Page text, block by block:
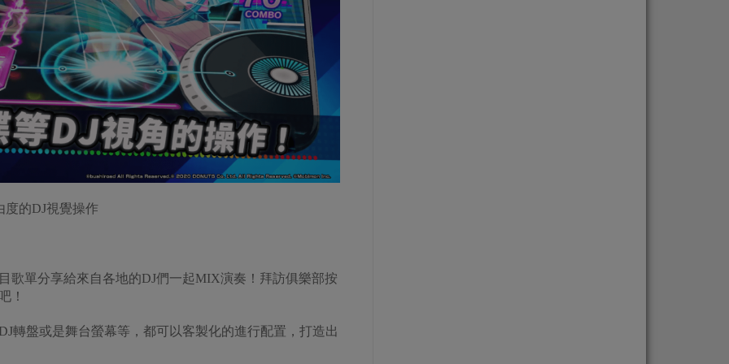
度的DJ視覺操作
歌單分享給來自各地的DJ們一起MIX演奏！拜訪俱樂部按
！
轉盤或是舞台螢幕等，都可以客製化的進行配置，打造出